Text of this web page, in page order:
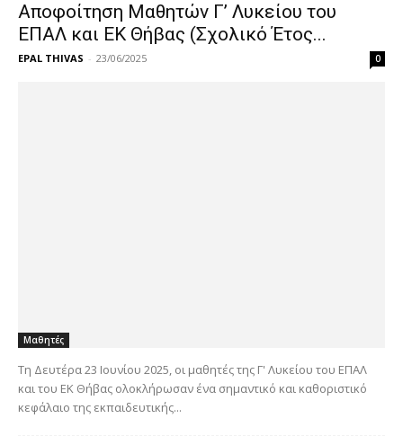
Αποφοίτηση Μαθητών Γ’ Λυκείου του
ΕΠΑΛ και ΕΚ Θήβας (Σχολικό Έτος...
EPAL THIVAS - 23/06/2025 0
Μαθητές
Τη Δευτέρα 23 Ιουνίου 2025, οι μαθητές της Γ' Λυκείου του ΕΠΑΛ
και του ΕΚ Θήβας ολοκλήρωσαν ένα σημαντικό και καθοριστικό
κεφάλαιο της εκπαιδευτικής...